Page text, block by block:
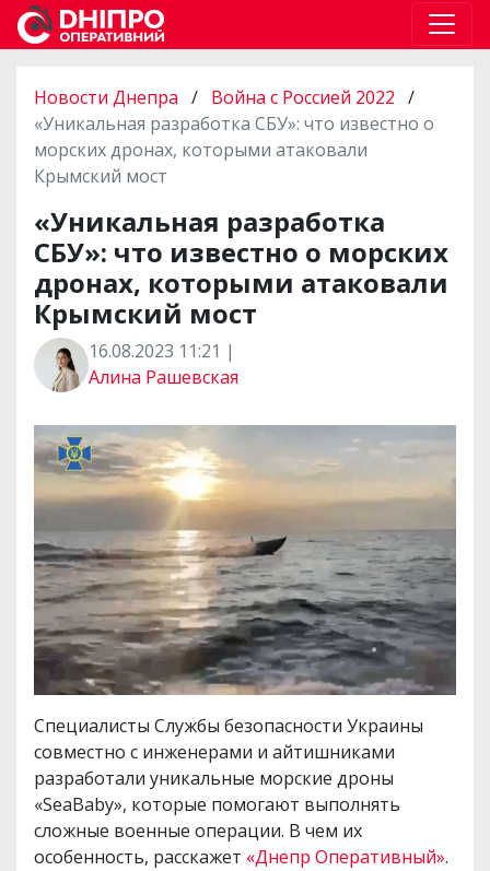
Новости Днепра / Война с Россией 2022 /
«Уникальная разработка СБУ»: что известно о
морских дронах, которыми атаковали
Крымский мост
«Уникальная разработка
СБУ»: что известно о морских
дронах, которыми атаковали
Крымский мост
16.08.2023 11:21 |
Алина Рашевская
Специалисты Службы безопасности Украины
совместно с инженерами и айтишниками
разработали уникальные морские дроны
«SeaBaby», которые помогают выполнять
сложные военные операции. В чем их
особенность, расскажет «Днепр Оперативный».